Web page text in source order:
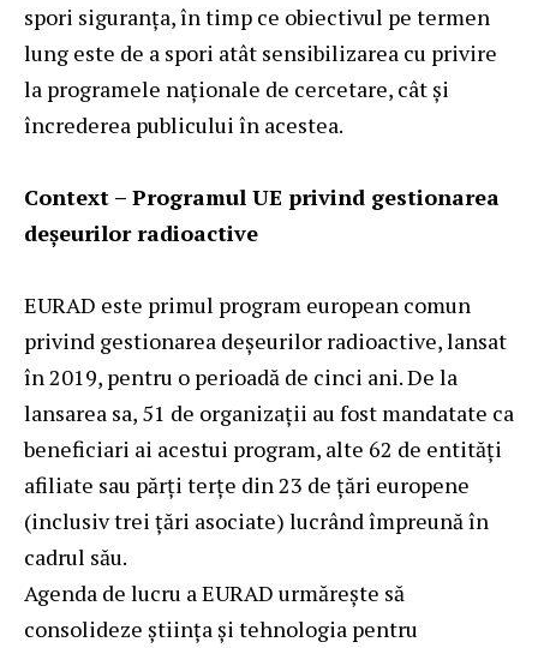
spori siguranța, în timp ce obiectivul pe termen
lung este de a spori atât sensibilizarea cu privire
la programele naționale de cercetare, cât și
încrederea publicului în acestea.
Context – Programul UE privind gestionarea
deșeurilor radioactive
EURAD este primul program european comun
privind gestionarea deșeurilor radioactive, lansat
în 2019, pentru o perioadă de cinci ani. De la
lansarea sa, 51 de organizații au fost mandatate ca
beneficiari ai acestui program, alte 62 de entități
afiliate sau părți terțe din 23 de țări europene
(inclusiv trei țări asociate) lucrând împreună în
cadrul său.
Agenda de lucru a EURAD urmărește să
consolideze știința și tehnologia pentru